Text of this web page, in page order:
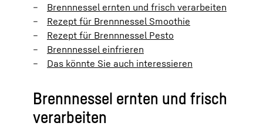
Brennnessel ernten und frisch verarbeiten
Rezept für Brennnessel Smoothie
Rezept für Brennnessel Pesto
Brennnessel einfrieren
Das könnte Sie auch interessieren
Brennnessel ernten und frisch
verarbeiten